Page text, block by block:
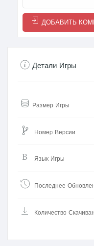
ДОБАВИТЬ
Детали Игры
Размер Игры
Номер Версии
Язык Игры
Последнее
Количество